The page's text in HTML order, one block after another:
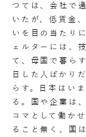
つては、会社で
いたが、低賃金
いを目の当たり
ェルターには、
て、母国で暮ら
日した人ばかり
らす。日本はい
る。国や企業は
コマとして働か
ること無く、国